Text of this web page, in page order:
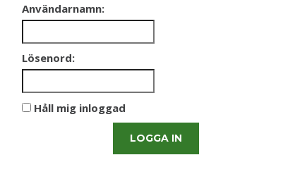
Användarnamn:
Lösenord:
Håll mig inloggad
LOGGA IN